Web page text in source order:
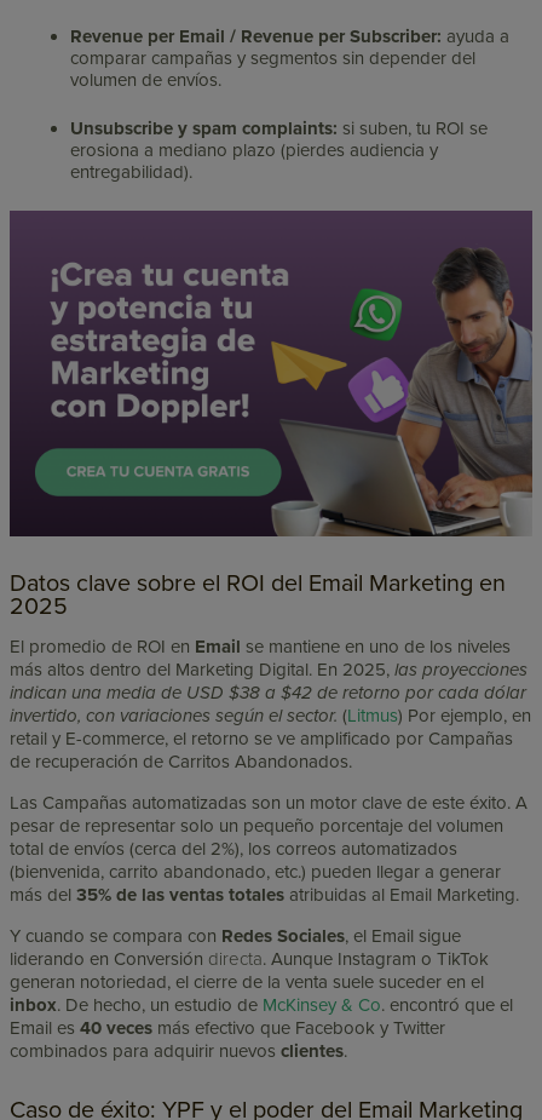
Revenue per Email / Revenue per Subscriber: ayuda a
comparar campañas y segmentos sin depender del
volumen de envíos.
Unsubscribe y spam complaints: si suben, tu ROI se
erosiona a mediano plazo (pierdes audiencia y
entregabilidad).
Datos clave sobre el ROI del Email Marketing en
2025
El promedio de ROI en Email se mantiene en uno de los niveles
más altos dentro del Marketing Digital. En 2025, las proyecciones
indican una media de USD $38 a $42 de retorno por cada dólar
invertido, con variaciones según el sector.(Litmus) Por ejemplo, en
retail y E-commerce, el retorno se ve amplificado por Campañas
de recuperación de Carritos Abandonados.
Las Campañas automatizadas son un motor clave de este éxito. A
pesar de representar solo un pequeño porcentaje del volumen
total de envíos (cerca del 2%), los correos automatizados
(bienvenida, carrito abandonado, etc.) pueden llegar a generar
más del35% de las ventas totales atribuidas al Email Marketing.
Y cuando se compara con Redes Sociales, el Email sigue
liderando en Conversión directa. Aunque Instagram o TikTok
generan notoriedad, el cierre de la venta suele suceder en el
inbox. De hecho, un estudio de McKinsey & Co. encontró que el
Email es40 veces más efectivo que Facebook y Twitter
combinados para adquirir nuevosclientes.
Caso de éxito: YPF y el poder del Email Marketing